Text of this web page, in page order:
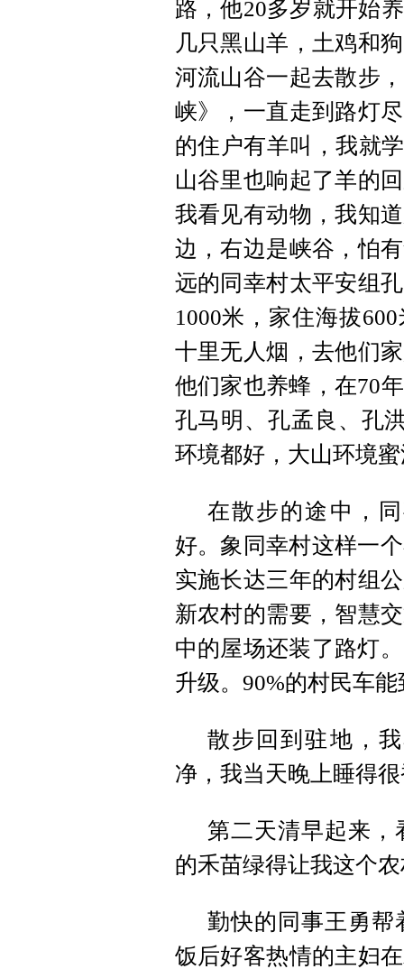
路，他20多岁就开始
几只黑山羊，土鸡和
河流山谷一起去散步
峡》，一直走到路灯
的住户有羊叫，我就
山谷里也响起了羊的
我看见有动物，我知
边，右边是峡谷，怕
远的同幸村太平安组
1000米，家住海拔
十里无人烟，去他们
他们家也养蜂，在70
孔马明、孔孟良、孔
环境都好，大山环境
在散步的途中，
好。象同幸村这样一
实施长达三年的村组
新农村的需要，智慧
中的屋场还装了路灯
升级。90%的村民车
散步回到驻地，
净，我当天晚上睡得
第二天清早起来
的禾苗绿得让我这个
勤快的同事王勇帮
饭后好客热情的主妇